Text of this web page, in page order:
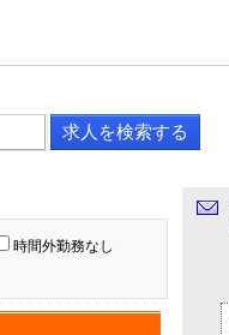
時間外勤務なし